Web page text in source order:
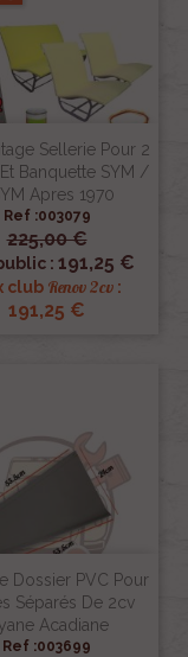
Sellerie Pour 2
Banquette SYM /
Apres 1970
Ref :003079
225,00 €
: 191,25 €
club Renov 2cv:
191,25 €
Dossier PVC Pour
Séparés De 2cv
Acadiane
Ref :003699